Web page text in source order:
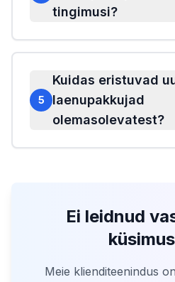
tingimusi?
5
Kuidas eristuvad
laenupakkujad
olemasolevatest?
Ei leidnud
Meie klienditeenindus